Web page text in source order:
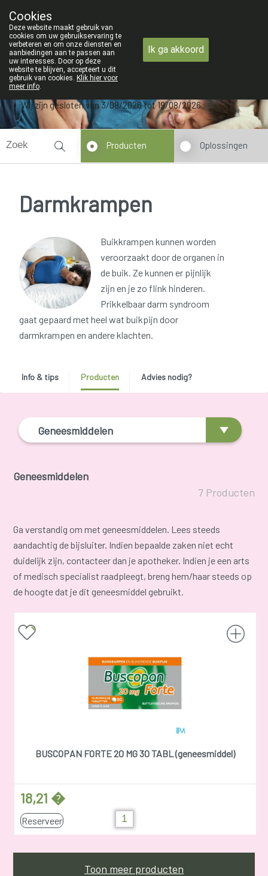
09 228 32 36
Wij zijn gesloten van 3/08/2026 tot 19/08/2026
Producten Oplossingen
Darmkrampen
Buikkrampen kunnen worden
veroorzaakt door de organen in
de buik. Ze kunnen er pijnlijk
zijn en je zo flink hinderen.
Prikkelbaar darm syndroom
gaat gepaard met heel wat buikpijn door
darmkrampen en andere klachten.
Info & tips Producten Advies nodig?
Geneesmiddelen
Geneesmiddelen
7 Producten
Ga verstandig om met geneesmiddelen. Lees steeds
aandachtig de bijsluiter. Indien bepaalde zaken niet echt
duidelijk zijn, contacteer dan je apotheker. Indien je een arts
of medisch specialist raadpleegt, breng hem/haar steeds op
de hoogte dat je dit geneesmiddel gebruikt.
BUSCOPAN FORTE 20 MG 30 TABL (geneesmiddel)
18,21 �
Reserveer
Toon meer producten
Cookies
Deze website maakt gebruik van
cookies om uw gebruikservaring te
verbeteren en om onze diensten en
aanbiedingen aan te passen aan
uw interesses. Door op deze
website te blijven, accepteert u dit
gebruik van cookies. Klik hier voor
meer info.
Ik ga akkoord